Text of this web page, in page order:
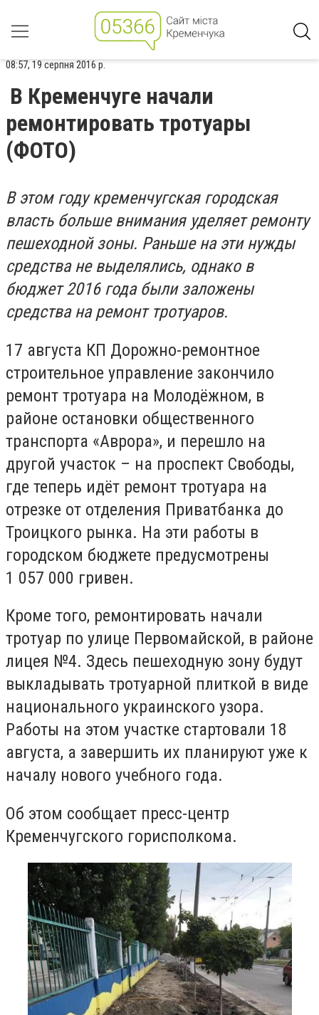
08:57, 19 серпня 2016 р.
В Кременчуге начали
ремонтировать тротуары
(ФОТО)
В этом году кременчугская городская
власть больше внимания уделяет ремонту
пешеходной зоны. Раньше на эти нужды
средства не выделялись, однако в
бюджет 2016 года были заложены
средства на ремонт тротуаров.
17 августа КП Дорожно-ремонтное
строительное управление закончило
ремонт тротуара на Молодёжном, в
районе остановки общественного
транспорта «Аврора», и перешло на
другой участок – на проспект Свободы,
где теперь идёт ремонт тротуара на
отрезке от отделения Приватбанка до
Троицкого рынка. На эти работы в
городском бюджете предусмотрены
1 057 000 гривен.
Кроме того, ремонтировать начали
тротуар по улице Первомайской, в районе
лицея №4. Здесь пешеходную зону будут
выкладывать тротуарной плиткой в виде
национального украинского узора.
Работы на этом участке стартовали 18
августа, а завершить их планируют уже к
началу нового учебного года.
Об этом сообщает пресс-центр
Кременчугского горисполкома.